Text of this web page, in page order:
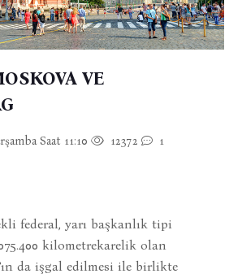
VE
Saat 11:10 12372 1
federal, yarı başkanlık tipi
kilometrekarelik olan
da işgal edilmesi ile birlikte